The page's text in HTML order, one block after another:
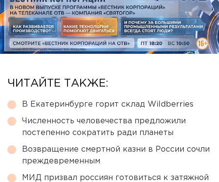
ЧИТАЙТЕ ТАКЖЕ:
В Екатеринбурге горит склад Wildberries
Численность человечества предложили
постепенно сократить ради планеты
Возвращение смертной казни в России сочли
преждевременным
МИД призвал россиян готовиться к затяжной